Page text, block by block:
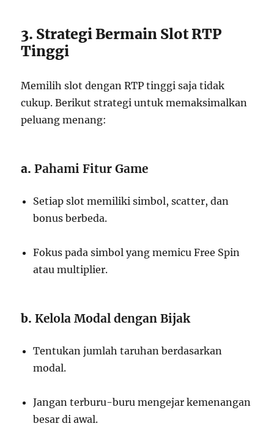
3. Strategi Bermain Slot RTP
Tinggi
Memilih slot dengan RTP tinggi saja tidak
cukup. Berikut strategi untuk memaksimalkan
peluang menang:
a.Pahami Fitur Game
Setiap slot memiliki simbol, scatter, dan
bonus berbeda.
Fokus pada simbol yang memicu Free Spin
atau multiplier.
b.Kelola Modal dengan Bijak
Tentukan jumlah taruhan berdasarkan
modal.
Jangan terburu-buru mengejar kemenangan
besar di awal.